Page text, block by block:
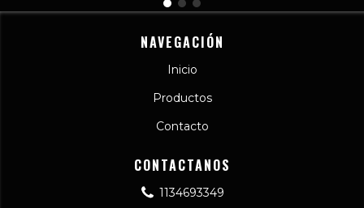
NAVEGACIÓN
Inicio
Productos
Contacto
CONTACTANOS
1134693349